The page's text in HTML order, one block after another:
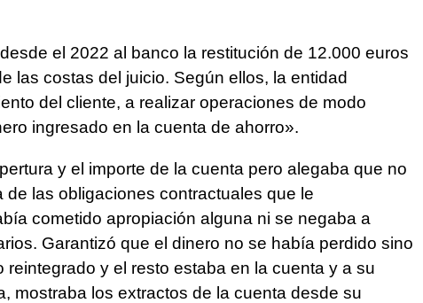
el 2022 al banco la restitución de 12.000 euros
las costas del juicio. Según ellos, la entidad
del cliente, a realizar operaciones de modo
ingresado en la cuenta de ahorro».
y el importe de la cuenta pero alegaba que no
las obligaciones contractuales que le
cometido apropiación alguna ni se negaba a
Garantizó que el dinero no se había perdido sino
y el resto estaba en la cuenta y a su
mostraba los extractos de la cuenta desde su